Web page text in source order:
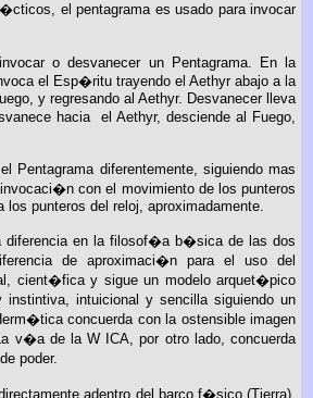
el pentagrama es usado para invocar
o desvanecer un Pentagrama. En la
el Esp�ritu trayendo el Aethyr abajo a la
y regresando al Aethyr. Desvanecer lleva
hacia el Aethyr, desciende al Fuego,
diferentemente, siguiendo mas
con el movimiento de los punteros
punteros del reloj, aproximadamente.
diferencia en la filosof�a b�sica de las dos
de aproximaci�n para el uso del
cient�fica y sigue un modelo arquet�pico
intuicional y sencilla siguiendo un
concuerda con la ostensible imagen
v�a de la W ICA, por otro lado, concuerda
poder.
adentro del barco f�sico (Tierra).